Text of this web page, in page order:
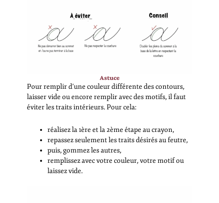
Astuce
Pour remplir d’une couleur différente des contours,
laisser vide ou encore remplir avec des motifs, il faut
éviter les traits intérieurs. Pour cela:
réalisez la 1ère et la 2ème étape au crayon,
repassez seulement les traits désirés au feutre,
puis, gommez les autres,
remplissez avec votre couleur, votre motif ou
laissez vide.